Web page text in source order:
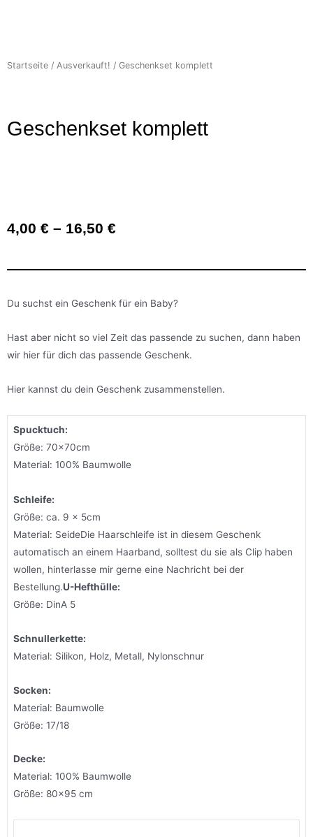
Startseite / Ausverkauft! / Geschenkset komplett
Geschenkset komplett
4,00 € – 16,50 €
Du suchst ein Geschenk für ein Baby?
Hast aber nicht so viel Zeit das passende zu suchen, dann haben
wir hier für dich das passende Geschenk.
Hier kannst du dein Geschenk zusammenstellen.
Spucktuch:
Größe: 70x70cm
Material: 100% Baumwolle
Schleife:
Größe: ca. 9 x 5cm
Material: SeideDie Haarschleife ist in diesem Geschenk
automatisch an einem Haarband, solltest du sie als Clip haben
wollen, hinterlasse mir gerne eine Nachricht bei der
Bestellung.U-Hefthülle:
Größe: DinA 5
Schnullerkette:
Material: Silikon, Holz, Metall, Nylonschnur
Socken:
Material: Baumwolle
Größe: 17/18
Decke:
Material: 100% Baumwolle
Größe: 80×95 cm